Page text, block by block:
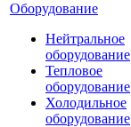
Оборудование
Нейтральное
оборудование
Тепловое
оборудование
Холодильное
оборудование